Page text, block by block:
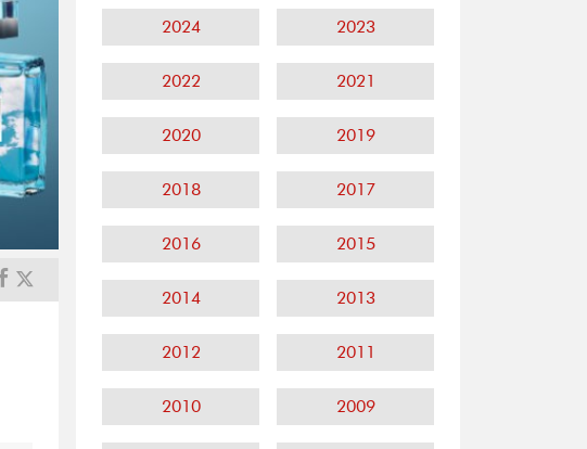
2024 2023
2022 2021
2020 2019
2018 2017
2016 2015
2014 2013
2012 2011
2010 2009